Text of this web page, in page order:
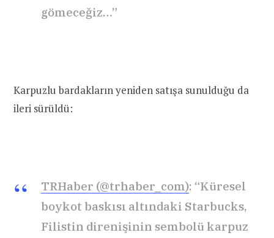
gömeceğiz…”
Karpuzlu bardakların yeniden satışa sunulduğu da
ileri sürüldü:
TRHaber (@trhaber_com): “Küresel
boykot baskısı altındaki Starbucks,
Filistin direnişinin sembolü karpuz